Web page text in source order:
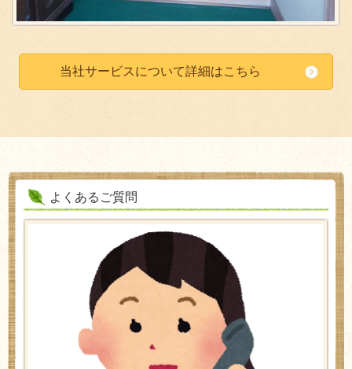
当社サービスについて詳細はこちら
よくあるご質問